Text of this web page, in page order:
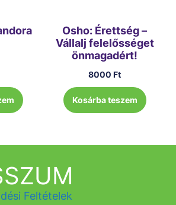
Osho: Érettség –
Vállalj felelősséget
önmagadért!
8000Ft
Kosárba teszem
Feltételek